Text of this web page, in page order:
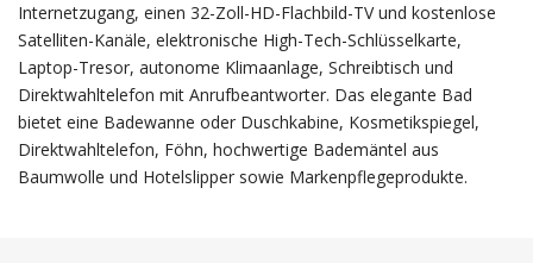
Internetzugang, einen 32-Zoll-HD-Flachbild-TV und kostenlose
Satelliten-Kanäle, elektronische High-Tech-Schlüsselkarte,
Laptop-Tresor, autonome Klimaanlage, Schreibtisch und
Direktwahltelefon mit Anrufbeantworter. Das elegante Bad
bietet eine Badewanne oder Duschkabine, Kosmetikspiegel,
Direktwahltelefon, Föhn, hochwertige Bademäntel aus
Baumwolle und Hotelslipper sowie Markenpflegeprodukte.